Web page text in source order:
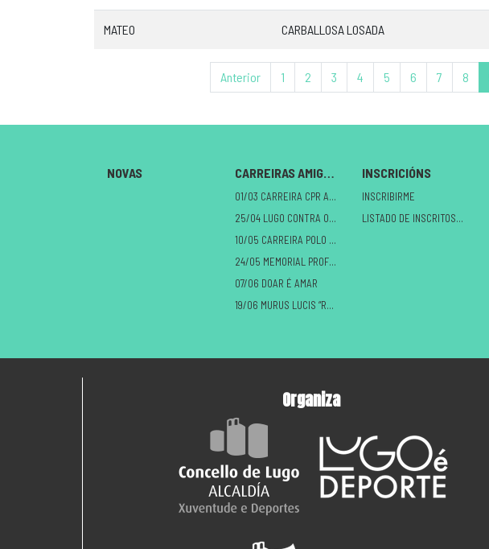
MATEO CARBALLOSA LOSADA
Anterior 1 2 3 4 5 6 7 8
NOVAS CARREIRAS AMIGAS
01/03 CARREIRA CPR A MILAGROSA
25/04 LUGO CONTRA O CANCRO
10/05 CARREIRA POLO DANO CEREBRAL
24/05 MEMORIAL PROFE ALBERTO
07/06 DOAR É AMAR
19/06 MURUS LUCIS “ROMANOS VS CASTREXOS”
INSCRICIÓNS
INSCRIBIRME
LISTADO DE INSCRITOS NO CIRCUÍTO
Organiza